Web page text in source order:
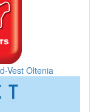
Vest Oltenia